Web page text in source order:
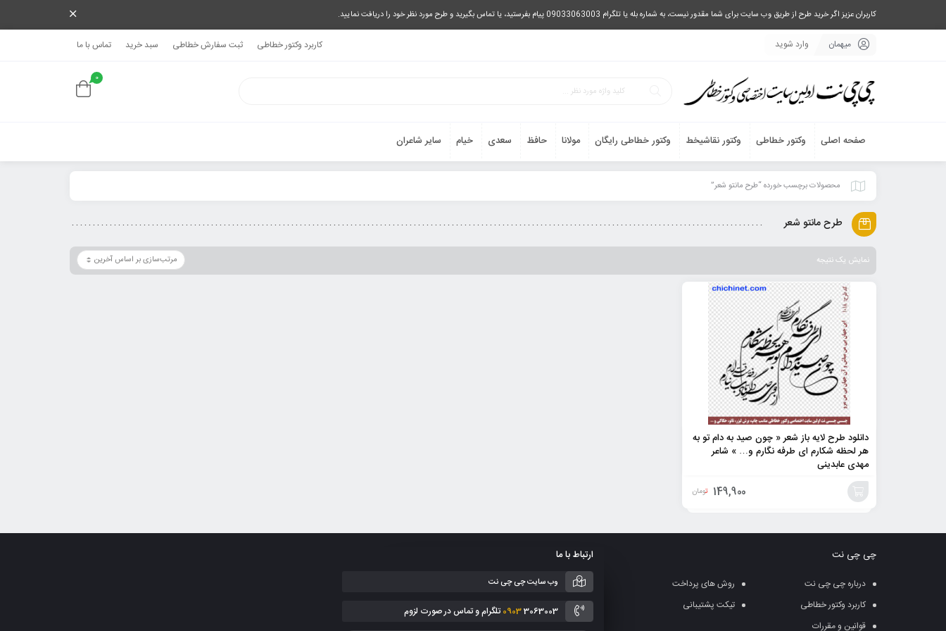
کاربران عزیز اگر خرید طرح از طریق وب سایت برای شما مقدور نیست، به شماره بله یا تلگرام 09033063003 پیام بفرستید، یا تماس بگیرید و طرح مورد نظر خود را دریافت نمایید.
میهمان وارد شوید کاربرد وکتور خطاطی ثبت سفارش خطاطی سبد خرید تماس با ما
0
صفحه اصلی وکتور خطاطی وکتور نقاشیخط وکتور خطاطی رایگان مولانا حافظ سعدی خیام سایر شاعران
محصولات برچسب خورده “طرح مانتو شعر”
طرح مانتو شعر
نمایش یک نتیجه
دانلود طرح لایه باز شعر « چون صید به دام تو به
هر لحظه شکارم ای طرفه نگارم و… » شاعر
مهدی عابدینی
149,900 تومان
چی چی نت
درباره چی چی نت
روش های پرداخت
کاربرد وکتور خطاطی
تیکت پشتیبانی
قوانین و مقررات
ارتباط با ما
وب سایت چی چی نت
09033063003 تلگرام و تماس در صورت لزوم